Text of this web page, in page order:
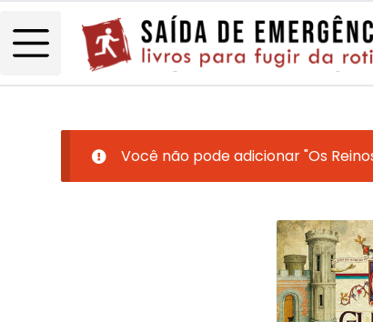
Você não pode adicionar "Os